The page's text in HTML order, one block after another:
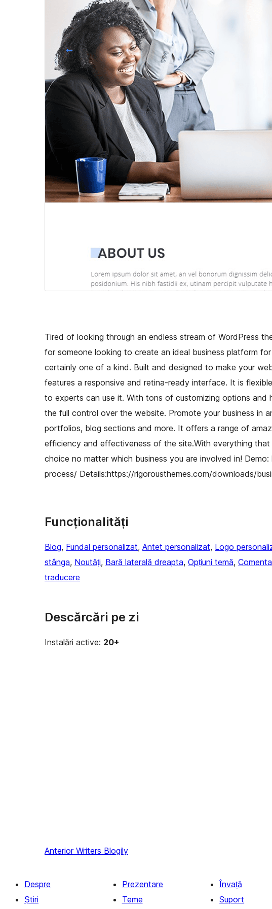
Tired of looking through an endless stream of WordPress
for someone looking to create an ideal business platform
certainly one of a kind. Built and designed to make your
features a responsive and retina-ready interface. It is
to experts can use it. With tons of customizing options and
the full control over the website. Promote your business in
portfolios, blog sections and more. It offers a range of
efficiency and effectiveness of the site.With everything
choice no matter which business you are involved in!
process/ Details:https://rigorousthemes.com/downloads/
Funcționalități
Blog, Fundal personalizat, Antet personalizat, Logo
stânga, Noutăți, Bară laterală dreapta, Opțiuni temă,
traducere
Descărcări pe zi
Instalări active: 20+
Anterior Writers Blogily
Despre
Știri
Prezentare
Teme
Învață
Suport